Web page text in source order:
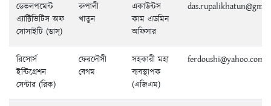
ডেভলপমেন্ট
এ্যাক্টিভিটিস অফ
সোসাইটি (ডাস্)
রুপালী
খাতুন
একাউন্টস
কাম এডমিন
অফিসার
রিসোর্স
ইন্টিগ্রেশন
সেন্টার (রিক)
ফেরদৌসী
বেগম
সহকারী মহা
ব্যবস্থাপক
(এজিএম)
ferdoushi@yahoo.com